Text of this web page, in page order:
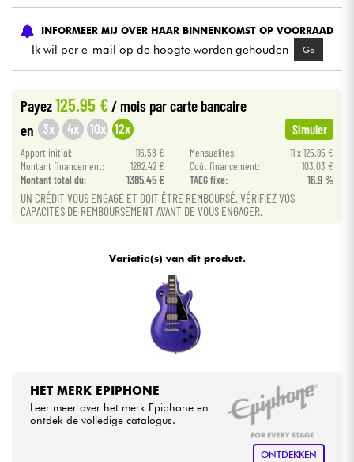
Kabels & toebehoren
HiFi
Sets
Bekijk onze merken
INFORMEER MIJ OVER HAAR BINNENKOMST OP VOORRAAD
Ik wil per e-mail op de hoogte worden gehouden Go
Payez125.95 € / mois par carte bancaire
en 3x 4x 10x 12x Simuler
Apport initial: 116.58 € Mensualités:
11 x 125.95 €
Montant financement:
1282.42 € Coût financement:
103.03 €
Montant total dù:
1385.45 € TAEG fixe: 16.9 %
UN CRÉDIT VOUS ENGAGE ET DOIT ÊTRE REMBOURSÉ. VÉRIFIEZ VOS
CAPACITÉS DE REMBOURSEMENT AVANT DE VOUS ENGAGER.
Variatie(s) van dit product.
HET MERK EPIPHONE
Leer meer over het merk Epiphone en
ontdek de volledige catalogus.
ONTDEKKEN